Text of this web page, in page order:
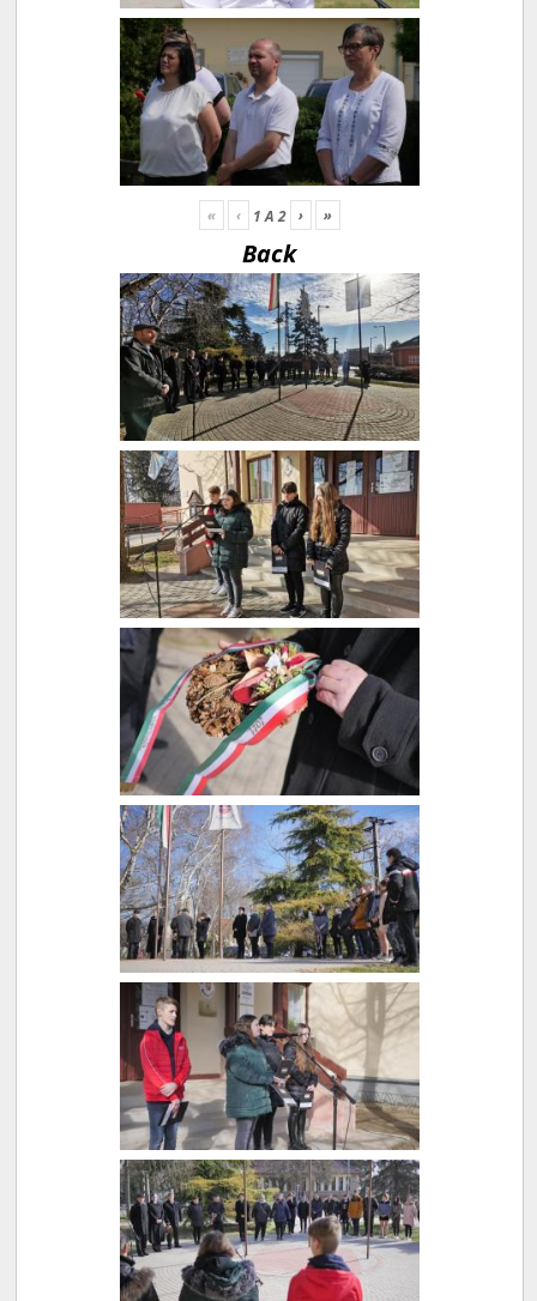
« ‹ 1A2 › »
Back